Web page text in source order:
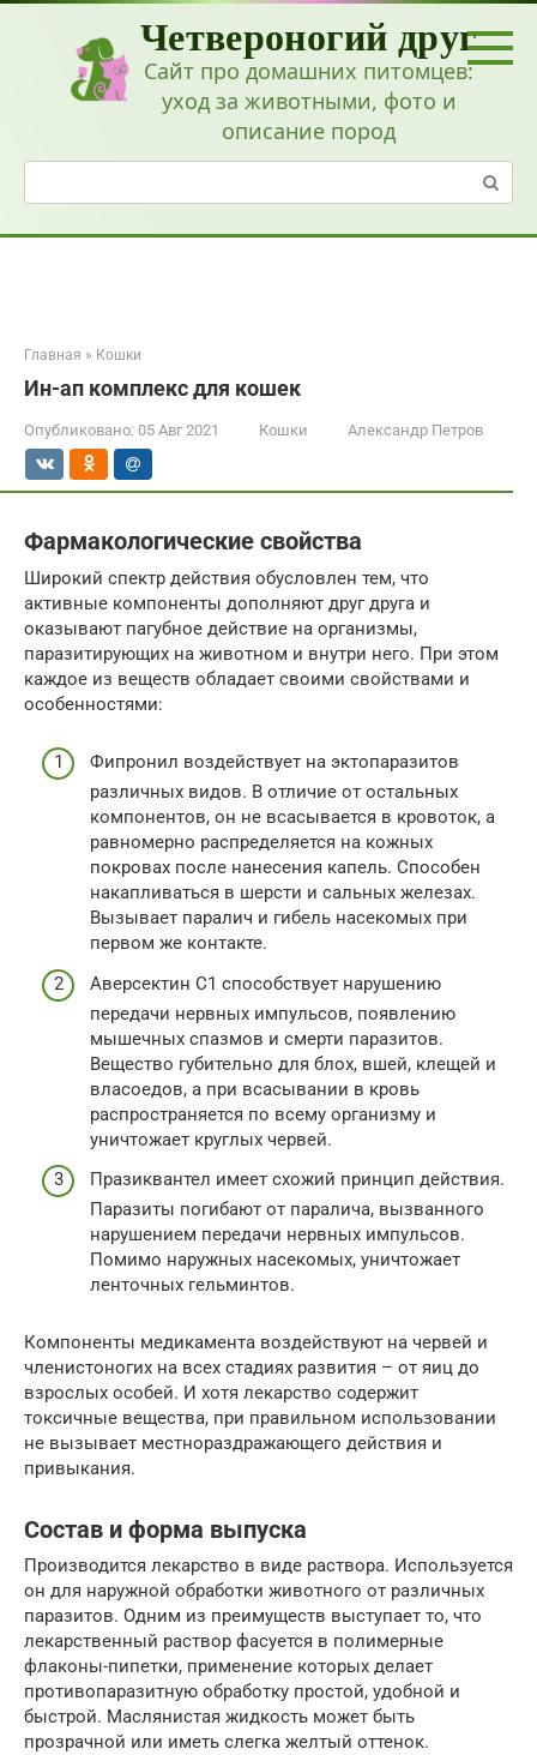
Перейти
Четвероногий друг
Сайт про домашних питомцев:
уход за животными, фото и
описание пород
Поиск:
Главная » Кошки
Ин-ап комплекс для кошек
Опубликовано: 05 Авг 2021 Кошки Александр Петров
Фармакологические свойства
Широкий спектр действия обусловлен тем, что
активные компоненты дополняют друг друга и
оказывают пагубное действие на организмы,
паразитирующих на животном и внутри него. При этом
каждое из веществ обладает своими свойствами и
особенностями:
Фипронил воздействует на эктопаразитов
различных видов. В отличие от остальных
компонентов, он не всасывается в кровоток, а
равномерно распределяется на кожных
покровах после нанесения капель. Способен
накапливаться в шерсти и сальных железах.
Вызывает паралич и гибель насекомых при
первом же контакте.
Аверсектин С1 способствует нарушению
передачи нервных импульсов, появлению
мышечных спазмов и смерти паразитов.
Вещество губительно для блох, вшей, клещей и
власоедов, а при всасывании в кровь
распространяется по всему организму и
уничтожает круглых червей.
Празиквантел имеет схожий принцип действия.
Паразиты погибают от паралича, вызванного
нарушением передачи нервных импульсов.
Помимо наружных насекомых, уничтожает
ленточных гельминтов.
Компоненты медикамента воздействуют на червей и
членистоногих на всех стадиях развития – от яиц до
взрослых особей. И хотя лекарство содержит
токсичные вещества, при правильном использовании
не вызывает местнораздражающего действия и
привыкания.
Состав и форма выпуска
Производится лекарство в виде раствора. Используется
он для наружной обработки животного от различных
паразитов. Одним из преимуществ выступает то, что
лекарственный раствор фасуется в полимерные
флаконы-пипетки, применение которых делает
противопаразитную обработку простой, удобной и
быстрой. Маслянистая жидкость может быть
прозрачной или иметь слегка желтый оттенок.